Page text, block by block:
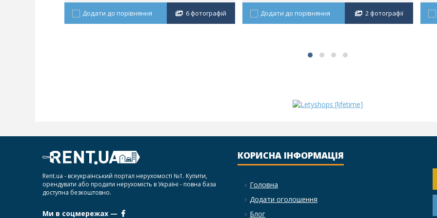
Додати до порівняння 6 фотографій Додати до порівняння 2 фотографії
Rent.ua - всеукраїнський портал нерухомості №1. Купити,
орендувати або продати нерухомість в Україні - повна база
доступна безкоштовно.
Ми в соцмережах —
КОРИСНА ІНФОРМАЦІЯ
Головна
Додати оголошення
Блог